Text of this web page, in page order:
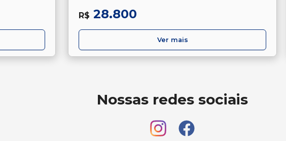
R$ 28.800
Ver mais
Nossas redes sociais